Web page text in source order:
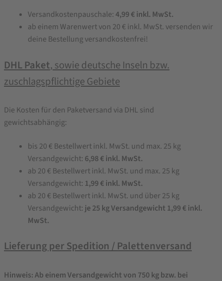
Versandkostenpauschale:4,99 € inkl. MwSt.
ab einem Warenwert von 20 € inkl. MwSt. versenden wir
deine Bestellung versandkostenfrei!
DHL Paket, sowie deutsche Inseln bzw.
zuschlagspflichtige Gebiete
Die Kosten für den Paketversand via DHL sind
gewichtsabhängig:
bis 20 € Bestellwert inkl. MwSt. und max. 25 kg
Versandgewicht: 6,98 € inkl. MwSt.
ab 20 € Bestellwert inkl. MwSt. und max. 25 kg
Versandgewicht: 1,99 € inkl. MwSt.
ab 20 € Bestellwert inkl. MwSt. und über 25 kg
Versandgewicht: je 25 kg Versandgewicht 1,99 € inkl.
MwSt.
Lieferung per Spedition / Palettenversand
Hinweis: Ab einem Versandgewicht von 750 kg bzw. bei